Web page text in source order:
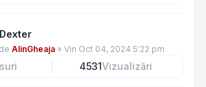
AlinGheaja » Vin Oct 04, 2024 5:22 pm
4531Vizualizări